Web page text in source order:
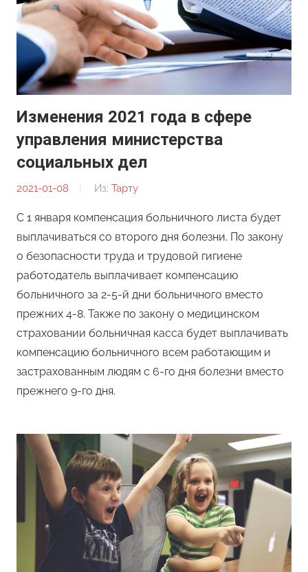
Изменения 2021 года в сфере
управления министерства
социальных дел
2021-01-08
От:
Из: Тарту
С 1 января компенсация больничного листа будет
выплачиваться со второго дня болезни. По закону
о безопасности труда и трудовой гигиене
работодатель выплачивает компенсацию
больничного за 2-5-й дни больничного вместо
прежних 4-8. Также по закону о медицинском
страховании больничная касса будет выплачивать
компенсацию больничного всем работающим и
застрахованным людям с 6-го дня болезни вместо
прежнего 9-го дня.